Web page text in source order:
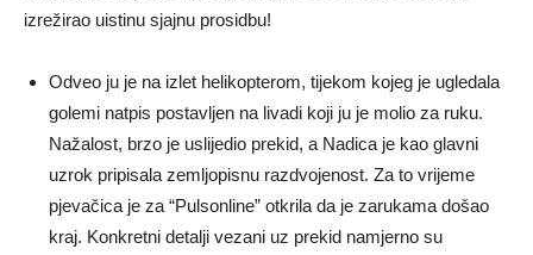
izrežirao uistinu sjajnu prosidbu!
Odveo ju je na izlet helikopterom, tijekom kojeg je ugledala
golemi natpis postavljen na livadi koji ju je molio za ruku.
Nažalost, brzo je uslijedio prekid, a Nadica je kao glavni
uzrok pripisala zemljopisnu razdvojenost. Za to vrijeme
pjevačica je za “Pulsonline” otkrila da je zarukama došao
kraj. Konkretni detalji vezani uz prekid namjerno su